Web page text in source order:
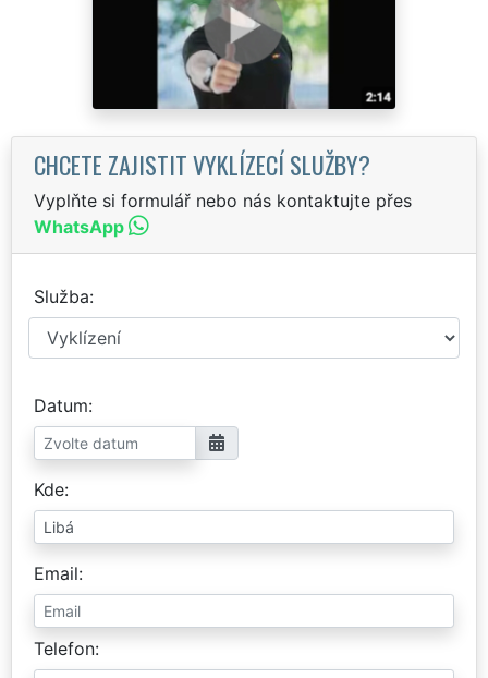
CHCETE ZAJISTIT VYKLÍZECÍ SLUŽBY?
Vyplňte si formulář nebo nás kontaktujte přes
WhatsApp
Služba
Datum
Kde
Email
Telefon